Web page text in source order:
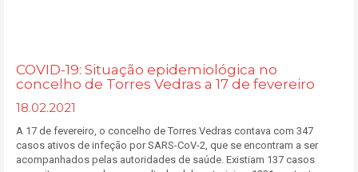
COVID-19: Situação epidemiológica no
concelho de Torres Vedras a 17 de fevereiro
18.02.2021
A 17 de fevereiro, o concelho de Torres Vedras contava com 347
casos ativos de infeção por SARS-CoV-2, que se encontram a ser
acompanhados pelas autoridades de saúde. Existiam 137 casos